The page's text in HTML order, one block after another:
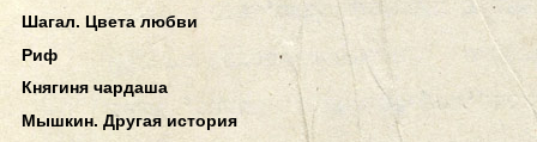
Шагал. Цвета любви
Риф
Княгиня чардаша
Мышкин. Другая история